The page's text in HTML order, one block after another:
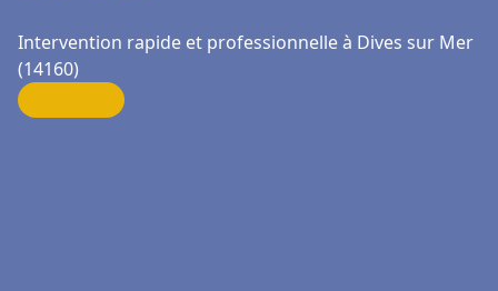
Intervention rapide et professionnelle à Dives sur Mer
(14160)